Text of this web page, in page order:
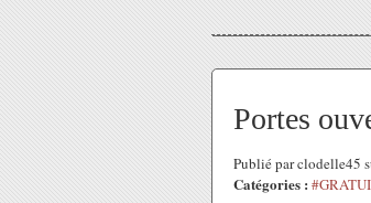
Portes
Publié par clodelle45
Catégories :